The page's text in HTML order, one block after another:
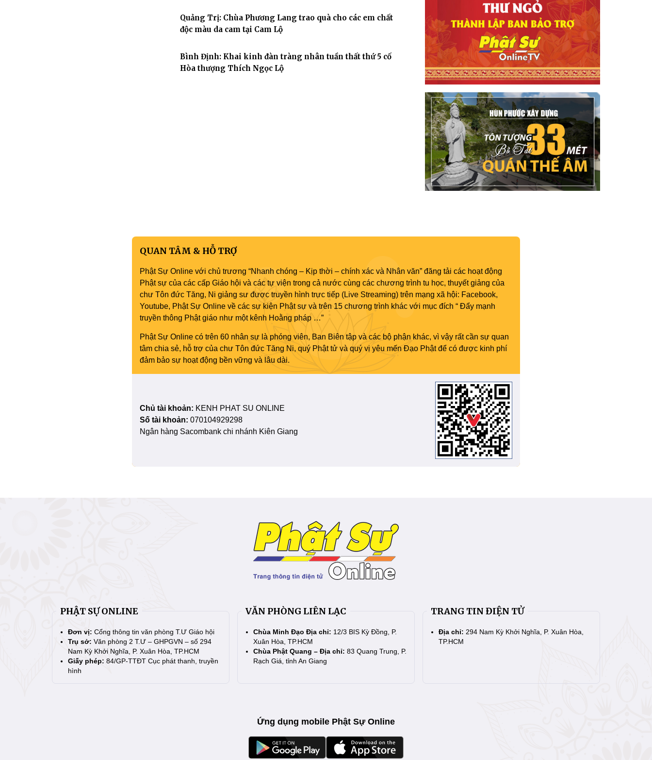
Quảng Trị: Chùa Phương Lang trao quà cho các em chất
độc màu da cam tại Cam Lộ
Bình Định: Khai kinh đàn tràng nhân tuần thất thứ 5 cố
Hòa thượng Thích Ngọc Lộ
QUAN TÂM & HỖ TRỢ
Phật Sự Online với chủ trương “Nhanh chóng – Kịp thời – chính xác và Nhân văn” đăng tải các hoạt động
Phật sự của các cấp Giáo hội và các tự viện trong cả nước cùng các chương trình tu học, thuyết giảng của
chư Tôn đức Tăng, Ni giảng sư được truyền hình trực tiếp (Live Streaming) trên mạng xã hội: Facebook,
Youtube, Phật Sự Online về các sự kiện Phật sự và trên 15 chương trình khác với mục đích “ Đẩy mạnh
truyền thông Phật giáo như một kênh Hoằng pháp …”
Phật Sự Online có trên 60 nhân sự là phóng viên, Ban Biên tập và các bộ phận khác, vì vậy rất cần sự quan
tâm chia sẻ, hỗ trợ của chư Tôn đức Tăng Ni, quý Phật tử và quý vị yêu mến Đạo Phật để có được kinh phí
đảm bảo sự hoạt động bền vững và lâu dài.
Chủ tài khoản: KENH PHAT SU ONLINE
Số tài khoản: 070104929298
Ngân hàng Sacombank chi nhánh Kiên Giang
PHẬT SỰ ONLINE
Đơn vị: Cổng thông tin văn phòng T.Ư Giáo hội
Trụ sở: Văn phòng 2 T.Ư – GHPGVN – số 294
Nam Kỳ Khởi Nghĩa, P. Xuân Hòa, TP.HCM
Giấy phép: 84/GP-TTĐT Cục phát thanh, truyền
hình
VĂN PHÒNG LIÊN LẠC
Chùa Minh Đạo Địa chỉ: 12/3 BIS Kỳ Đồng, P.
Xuân Hòa, TP.HCM
Chùa Phật Quang – Địa chỉ: 83 Quang Trung, P.
Rạch Giá, tỉnh An Giang
TRANG TIN ĐIỆN TỬ
Địa chỉ: 294 Nam Kỳ Khởi Nghĩa, P. Xuân Hòa,
TP.HCM
Ứng dụng mobile Phật Sự Online